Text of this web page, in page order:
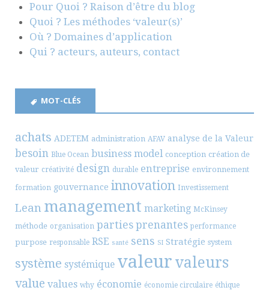
Pour Quoi ? Raison d’être du blog
Quoi ? Les méthodes ‘valeur(s)’
Où ? Domaines d’application
Qui ? acteurs, auteurs, contact
MOT-CLÉS
achats ADETEM administration AFAV analyse de la Valeur
besoin Blue Ocean business model conception création de
valeur créativité design durable entreprise environnement
formation gouvernance innovation Investissement
Lean management marketing McKinsey
méthode organisation parties prenantes performance
purpose responsable RSE santé sens SI Stratégie system
système systémique valeur valeurs
value values why économie économie circulaire éthique